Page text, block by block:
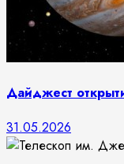
Дайджест
31.05.2026